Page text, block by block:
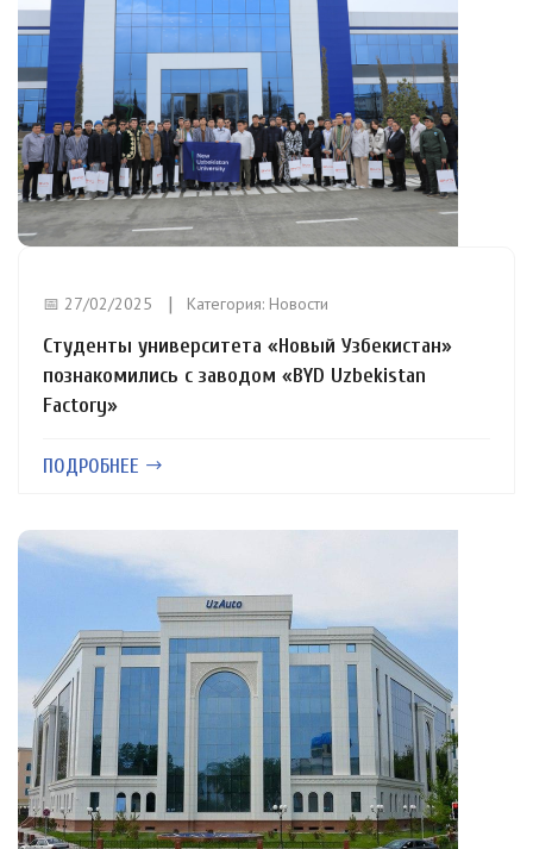
📅 27/02/2025 Категория: Новости
Студенты университета «Новый Узбекистан»
познакомились с заводом «BYD Uzbekistan
Factory»
ПОДРОБНЕЕ